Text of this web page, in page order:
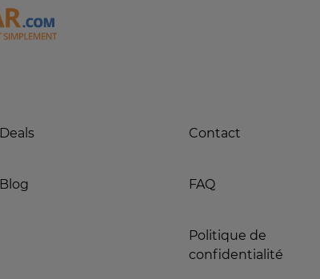
Deals
Blog
Contact
FAQ
Politique de
confidentialité